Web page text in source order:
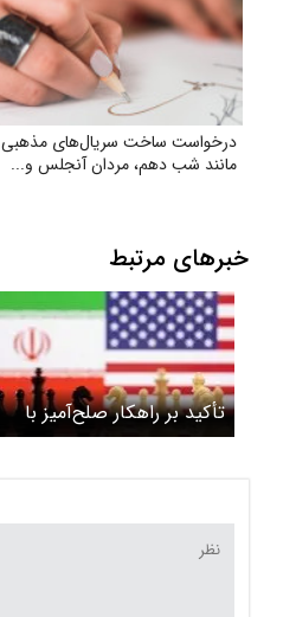
درخواست ساخت سریال‌های مذهبی
مانند شب دهم، مردان آنجلس و...
خبرهای مرتبط
تأکید بر راهکار صلح‌آمیز با
تهران